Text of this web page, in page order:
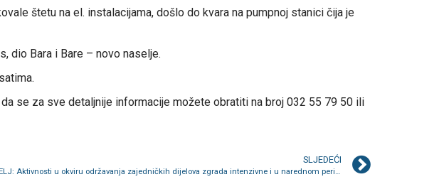
štetu na el. instalacijama, došlo do kvara na pumpnoj stanici čija je
dio Bara i Bare – novo naselje.
se za sve detaljnije informacije možete obratiti na broj 032 55 79 50 ili
SLJEDEĆI
UPRAVITELJ: Aktivnosti u okviru održavanja zajedničkih dijelova zgrada intenzivne i u narednom periodu